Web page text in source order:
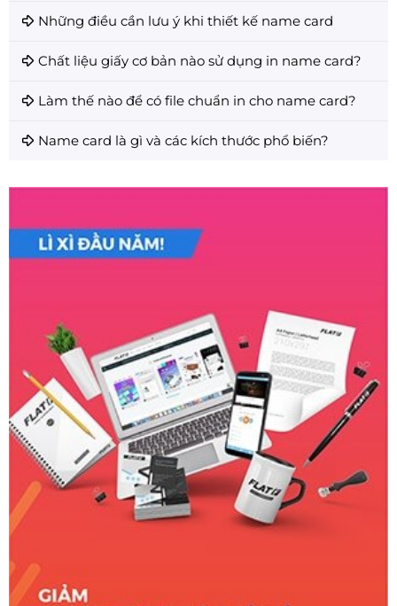
Những điều cần lưu ý khi thiết kế name card
Chất liệu giấy cơ bản nào sử dụng in name card?
Làm thế nào để có file chuẩn in cho name card?
Name card là gì và các kích thước phổ biến?